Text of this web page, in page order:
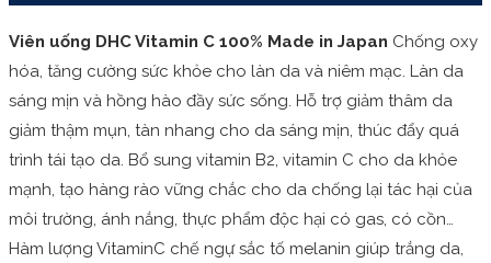
Viên uống DHC Vitamin C 100% Made in Japan Chống oxy
hóa, tăng cường sức khỏe cho làn da và niêm mạc. Làn da
sáng mịn và hồng hào đầy sức sống. Hỗ trợ giảm thâm da
giảm thậm mụn, tàn nhang cho da sáng mịn, thúc đẩy quá
trình tái tạo da. Bổ sung vitamin B2, vitamin C cho da khỏe
mạnh, tạo hàng rào vững chắc cho da chống lại tác hại của
môi trường, ánh nắng, thực phẩm độc hại có gas, có cồn…
Hàm lượng VitaminC chế ngự sắc tố melanin giúp trắng da,